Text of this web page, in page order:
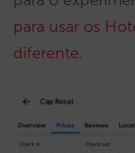
para usar os
diferente.